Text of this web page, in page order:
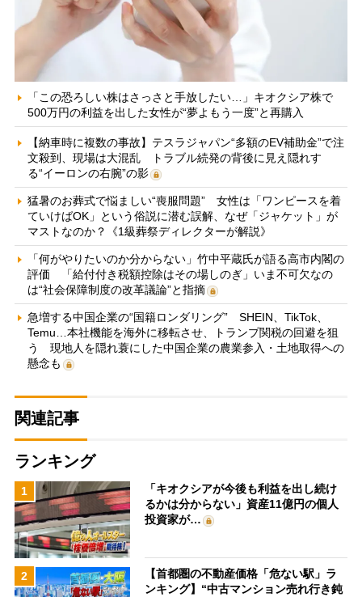
「この恐ろしい株はさっさと手放したい…」キオクシア株で
500万円の利益を出した女性が“夢よもう一度”と再購入
【納車時に複数の事故】テスラジャパン“多額のEV補助金”で注
文殺到、現場は大混乱 トラブル続発の背後に見え隠れす
る“イーロンの右腕”の影
猛暑のお葬式で悩ましい“喪服問題” 女性は「ワンピースを着
ていけばOK」という俗説に潜む誤解、なぜ「ジャケット」が
マストなのか？《1級葬祭ディレクターが解説》
「何がやりたいのか分からない」竹中平蔵氏が語る高市内閣の
評価 「給付付き税額控除はその場しのぎ」いま不可欠なの
は“社会保障制度の改革議論”と指摘
急増する中国企業の“国籍ロンダリング” SHEIN、TikTok、
Temu…本社機能を海外に移転させ、トランプ関税の回避を狙
う 現地人を隠れ蓑にした中国企業の農業参入・土地取得への
懸念も
関連記事
ランキング
1
「キオクシアが今後も利益を出し続け
るかは分からない」資産11億円の個人
投資家が…
2
【首都圏の不動産価格「危ない駅」ラ
ンキング】“中古マンション売れ行き鈍